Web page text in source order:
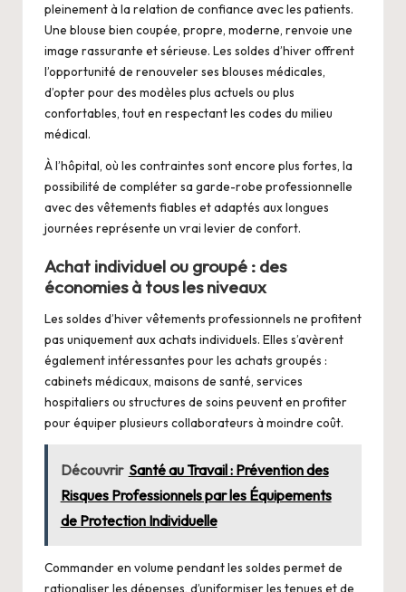
pleinement à la relation de confiance avec les patients.
Une blouse bien coupée, propre, moderne, renvoie une
image rassurante et sérieuse. Les soldes d’hiver offrent
l’opportunité de renouveler ses blouses médicales,
d’opter pour des modèles plus actuels ou plus
confortables, tout en respectant les codes du milieu
médical.
À l’hôpital, où les contraintes sont encore plus fortes, la
possibilité de compléter sa garde-robe professionnelle
avec des vêtements fiables et adaptés aux longues
journées représente un vrai levier de confort.
Achat individuel ou groupé : des
économies à tous les niveaux
Les soldes d’hiver vêtements professionnels ne profitent
pas uniquement aux achats individuels. Elles s’avèrent
également intéressantes pour les achats groupés :
cabinets médicaux, maisons de santé, services
hospitaliers ou structures de soins peuvent en profiter
pour équiper plusieurs collaborateurs à moindre coût.
Découvrir Santé au Travail : Prévention des
Risques Professionnels par les Équipements
de Protection Individuelle
Commander en volume pendant les soldes permet de
rationaliser les dépenses, d’uniformiser les tenues et de